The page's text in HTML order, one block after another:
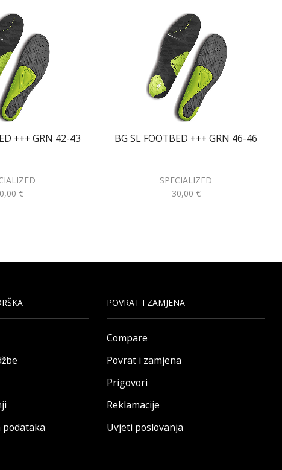
+++ GRN 42-43
€
BG SL FOOTBED +++ GRN 46-46
SPECIALIZED
30,00 €
POVRAT I ZAMJENA
Compare
Povrat i zamjena
Prigovori
Reklamacije
Uvjeti poslovanja